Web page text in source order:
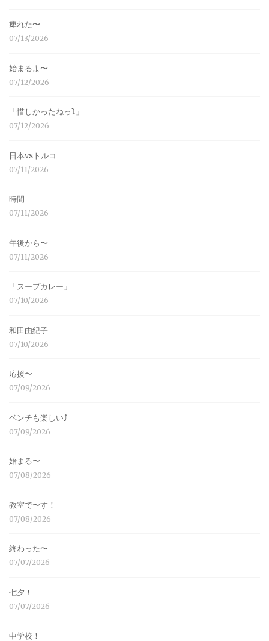
痺れた〜
07/13/2026
始まるよ〜
07/12/2026
「惜しかったねっ⤵︎」
07/12/2026
日本vsトルコ
07/11/2026
時間
07/11/2026
午後から〜
07/11/2026
「スープカレー」
07/10/2026
和田由紀子
07/10/2026
応援〜
07/09/2026
ベンチも楽しい⤴︎
07/09/2026
始まる〜
07/08/2026
教室で〜す！
07/08/2026
終わった〜
07/07/2026
七夕！
07/07/2026
中学校！